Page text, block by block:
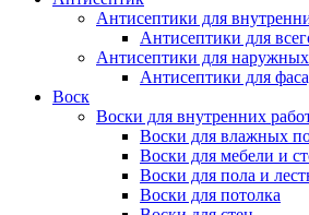
Антисептики для
Антисептики для
Антисептики для наружных
Антисептики для
Воск
Воски для внутренних
Воски для влажных
Воски для мебели и
Воски для пола и
Воски для потолка